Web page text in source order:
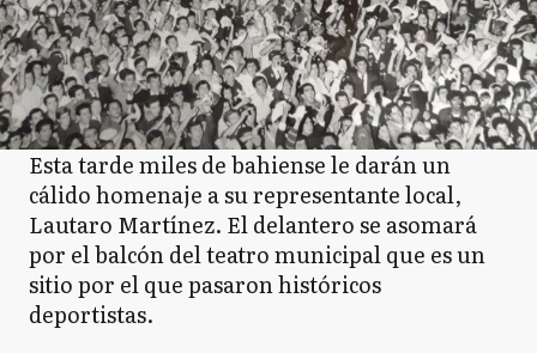
Esta tarde miles de bahiense le darán un
cálido homenaje a su representante local,
Lautaro Martínez. El delantero se asomará
por el balcón del teatro municipal que es un
sitio por el que pasaron históricos
deportistas.